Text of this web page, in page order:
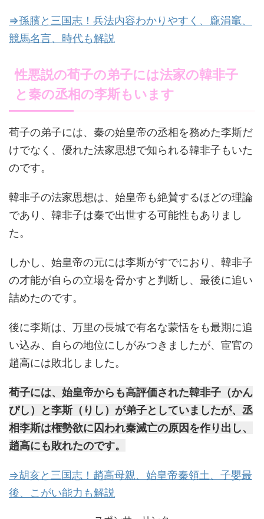
⇒孫臏と三国志！兵法内容わかりやすく、龐涓竈、
競馬名言、時代も解説
性悪説の荀子の弟子には法家の韓非子
と秦の丞相の李斯もいます
荀子の弟子には、秦の始皇帝の丞相を務めた李斯だ
けでなく、優れた法家思想で知られる韓非子もいた
のです。
韓非子の法家思想は、始皇帝も絶賛するほどの理論
であり、韓非子は秦で出世する可能性もありまし
た。
しかし、始皇帝の元には李斯がすでにおり、韓非子
の才能が自らの立場を脅かすと判断し、最後に追い
詰めたのです。
後に李斯は、万里の長城で有名な蒙恬をも最期に追
い込み、自らの地位にしがみつきましたが、宦官の
趙高には敗北しました。
荀子には、始皇帝からも高評価された韓非子（かん
ぴし）と李斯（りし）が弟子としていましたが、丞
相李斯は権勢欲に囚われ秦滅亡の原因を作り出し、
趙高にも敗れたのです。
⇒胡亥と三国志！趙高母親、始皇帝秦領土、子嬰最
後、こがい能力も解説